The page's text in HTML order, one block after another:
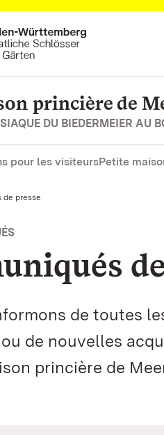
princière de
DU BIEDERMEIER AU
pour les visiteursPetite
de presse
de toutes
de nouvelles
princière de